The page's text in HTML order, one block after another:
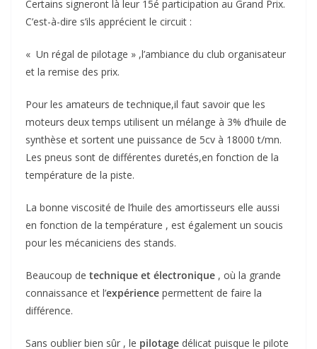
Certains signeront là leur 15é participation au Grand Prix.
C’est-à-dire s’ils apprécient le circuit :
« Un régal de pilotage » ,l’ambiance du club organisateur
et la remise des prix.
Pour les amateurs de technique,il faut savoir que les
moteurs deux temps utilisent un mélange à 3% d’huile de
synthèse et sortent une puissance de 5cv à 18000 t/mn.
Les pneus sont de différentes duretés,en fonction de la
température de la piste.
La bonne viscosité de l’huile des amortisseurs elle aussi
en fonction de la température , est également un soucis
pour les mécaniciens des stands.
Beaucoup de technique et électronique , où la grande
connaissance et l’expérience permettent de faire la
différence.
Sans oublier bien sûr , le pilotage délicat puisque le pilote